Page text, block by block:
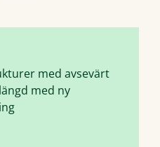
med avsevärt
med ny